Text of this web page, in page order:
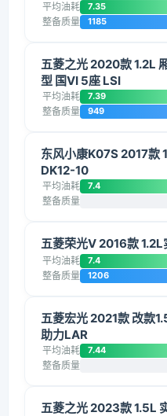
平均油耗 7.35
整备质量 1185
五菱之光 2020款 1.2L
型 国VI 5座 LSI
平均油耗 7.39
整备质量 949
东风小康K07S 2017款
DK12-10
平均油耗 7.4
整备质量
五菱荣光V 2016款 1.2L
平均油耗 7.4
整备质量 1206
五菱宏光 2021款 改款
助力LAR
平均油耗 7.44
整备质量
五菱之光 2023款 1.5L